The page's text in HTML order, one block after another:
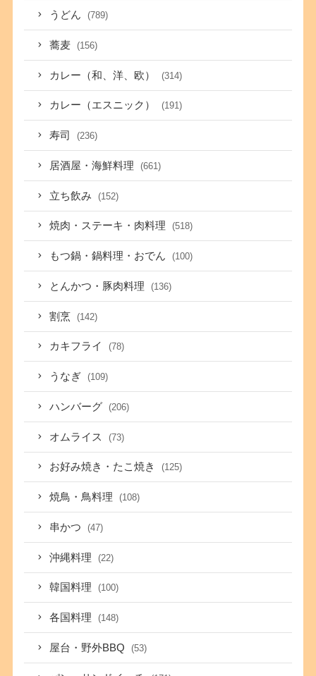
うどん (789)
蕎麦 (156)
カレー（和、洋、欧） (314)
カレー（エスニック） (191)
寿司 (236)
居酒屋・海鮮料理 (661)
立ち飲み (152)
焼肉・ステーキ・肉料理 (518)
もつ鍋・鍋料理・おでん (100)
とんかつ・豚肉料理 (136)
割烹 (142)
カキフライ (78)
うなぎ (109)
ハンバーグ (206)
オムライス (73)
お好み焼き・たこ焼き (125)
焼鳥・鳥料理 (108)
串かつ (47)
沖縄料理 (22)
韓国料理 (100)
各国料理 (148)
屋台・野外BBQ (53)